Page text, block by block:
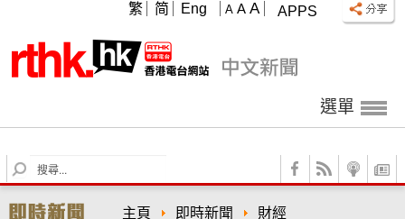
APPS
A A A
繁 简 Eng
選單
S
e
主頁 即時新聞 財經